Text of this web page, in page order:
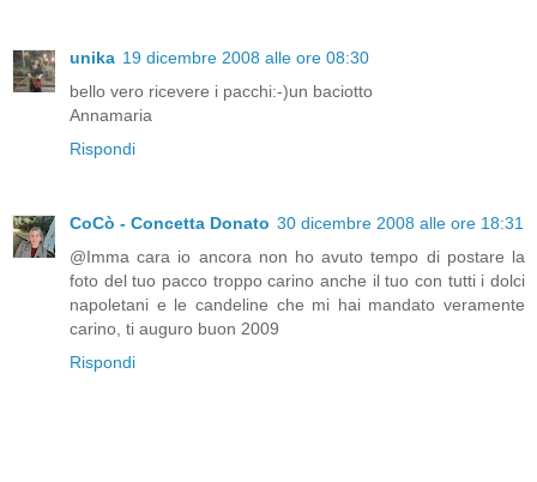
unika 19 dicembre 2008 alle ore 08:30
bello vero ricevere i pacchi:-)un baciotto
Annamaria
Rispondi
CoCò - Concetta Donato 30 dicembre 2008 alle ore 18:31
@Imma cara io ancora non ho avuto tempo di postare la
foto del tuo pacco troppo carino anche il tuo con tutti i dolci
napoletani e le candeline che mi hai mandato veramente
carino, ti auguro buon 2009
Rispondi